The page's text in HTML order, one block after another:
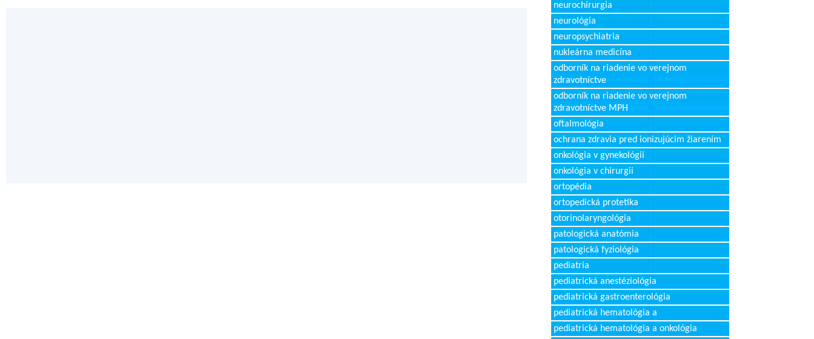
neurochirurgia
neurológia
neuropsychiatria
nukleárna medicína
odborník na riadenie vo verejnom
zdravotníctve
odborník na riadenie vo verejnom
zdravotníctve MPH
oftalmológia
ochrana zdravia pred ionizujúcim žiarením
onkológia v gynekológii
onkológia v chirurgii
ortopédia
ortopedická protetika
otorinolaryngológia
patologická anatómia
patologická fyziológia
pediatria
pediatrická anestéziológia
pediatrická gastroenterológia
pediatrická hematológia a
pediatrická hematológia a onkológia